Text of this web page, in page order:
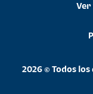
Ver
2026 © Todos